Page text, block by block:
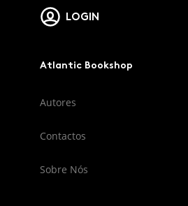
LOGIN
Atlantic Bookshop
Autores
Contactos
Sobre Nós